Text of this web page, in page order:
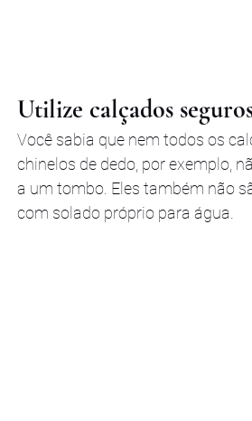
Utilize calçados
Você sabia que nem todos os
chinelos de dedo, por exemplo,
a um tombo. Eles também não
com solado próprio para água.